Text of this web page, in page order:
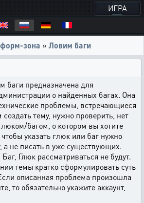
ИГРА
зона » Ловим баги
баги предназначена для
о найденных багах. Она
проблемы, встречающиеся
тему, нужно проверить, нет
багом, о котором вы хотите
указать глюк или баг нужно
а не писать в уже существующих.
Глюк рассматриваться не будут.
темы кратко сформулировать суть
описанная проблема произошла
то обязательно укажите аккаунт,